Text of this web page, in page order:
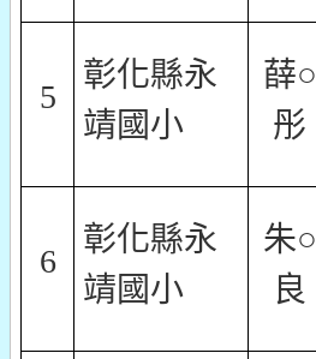
5
彰化縣永
靖國小
薛○
彤
6
彰化縣永
靖國小
朱○
良